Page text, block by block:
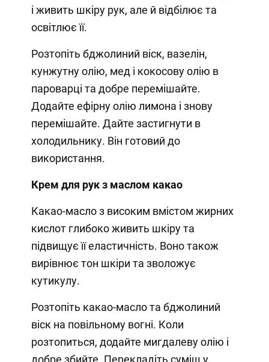
і живить шкіру рук, але й відбілює та
освітлює її.
Розтопіть бджолиний віск, вазелін,
кунжутну олію, мед і кокосову олію в
пароварці та добре перемішайте.
Додайте ефірну олію лимона і знову
перемішайте. Дайте застигнути в
холодильнику. Він готовий до
використання.
Крем для рук з маслом какао
Какао-масло з високим вмістом жирних
кислот глибоко живить шкіру та
підвищує її еластичність. Воно також
вирівнює тон шкіри та зволожує
кутикулу.
Розтопіть какао-масло та бджолиний
віск на повільному вогні. Коли
розтопиться, додайте мигдалеву олію і
добре збийте. Перекладіть суміш у